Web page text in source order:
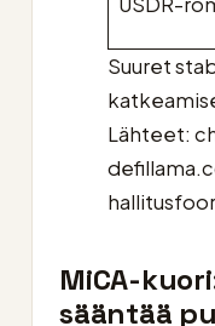
Suuret
Lähteet:
MiCA-
sääntää